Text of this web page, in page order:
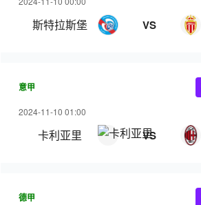
斯特拉斯堡 VS
意甲
2024-11-10 01:00
卡利亚里 VS
德甲